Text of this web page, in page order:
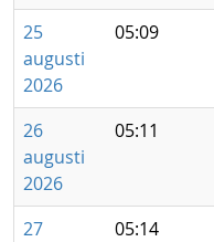
25
augusti
2026
05:09
26
augusti
2026
05:11
27
05:14